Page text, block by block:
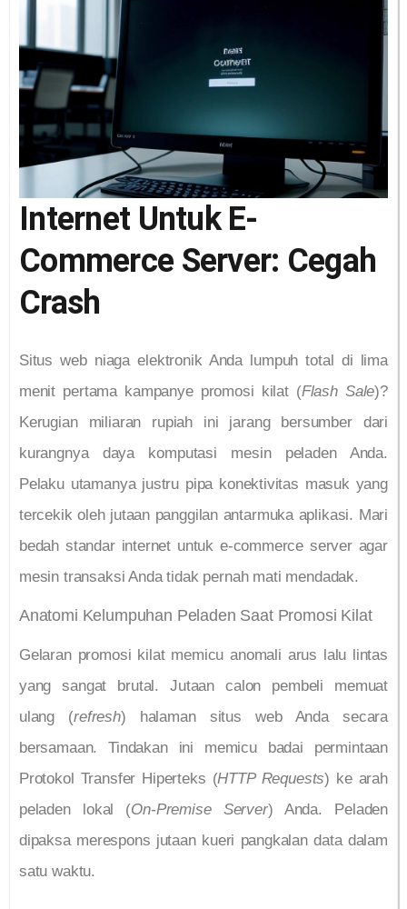
Internet Untuk E-
Commerce Server: Cegah
Crash
Situs web niaga elektronik Anda lumpuh total di lima
menit pertama kampanye promosi kilat (Flash Sale)?
Kerugian miliaran rupiah ini jarang bersumber dari
kurangnya daya komputasi mesin peladen Anda.
Pelaku utamanya justru pipa konektivitas masuk yang
tercekik oleh jutaan panggilan antarmuka aplikasi. Mari
bedah standar internet untuk e-commerce server agar
mesin transaksi Anda tidak pernah mati mendadak.
Anatomi Kelumpuhan Peladen Saat Promosi Kilat
Gelaran promosi kilat memicu anomali arus lalu lintas
yang sangat brutal. Jutaan calon pembeli memuat
ulang (refresh) halaman situs web Anda secara
bersamaan. Tindakan ini memicu badai permintaan
Protokol Transfer Hiperteks (HTTP Requests) ke arah
peladen lokal (On-Premise Server) Anda. Peladen
dipaksa merespons jutaan kueri pangkalan data dalam
satu waktu.